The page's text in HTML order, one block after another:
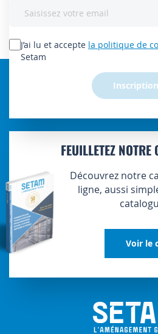
lettre
d’information
J’ai lu et accepte la politique de
Setam
Inscription
FEUILLETEZ NOTRE
Découvrez notre
ligne, aussi
Voir le